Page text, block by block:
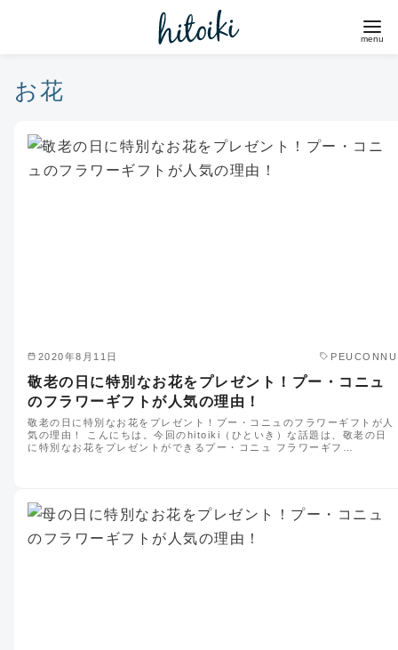
お花
2020年8月11日 PEUCONNU
敬老の日に特別なお花をプレゼント！プー・コニュ
のフラワーギフトが人気の理由！
敬老の日に特別なお花をプレゼント！プー・コニュのフラワーギフトが人
気の理由！ こんにちは。今回のhitoiki（ひといき）な話題は、敬老の日
に特別なお花をプレゼントができるプー・コニュ フラワーギフ…